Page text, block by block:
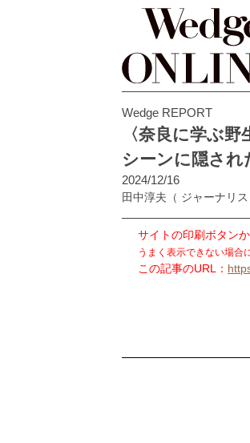
Wedge REPORT
〈奈良に学ぶ
シーンに隠され
2024/12/16
田中淳夫 （ ジャーナリス
サイトの印刷ボタン
うまく表示できない場合
この記事のURL：